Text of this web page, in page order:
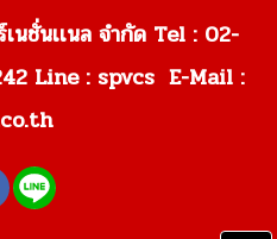
นชั่นเเนล จำกัด Tel : 02-
Line : spvcs E-Mail :